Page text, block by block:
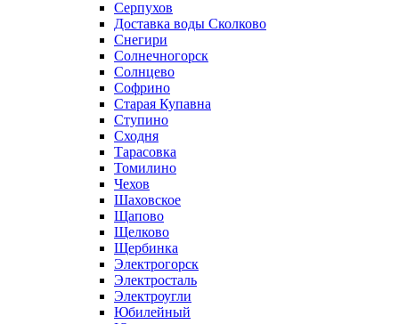
Серпухов
Доставка воды Сколково
Снегири
Солнечногорск
Солнцево
Софрино
Старая Купавна
Ступино
Сходня
Тарасовка
Томилино
Чехов
Шаховское
Щапово
Щелково
Щербинка
Электрогорск
Электросталь
Электроугли
Юбилейный